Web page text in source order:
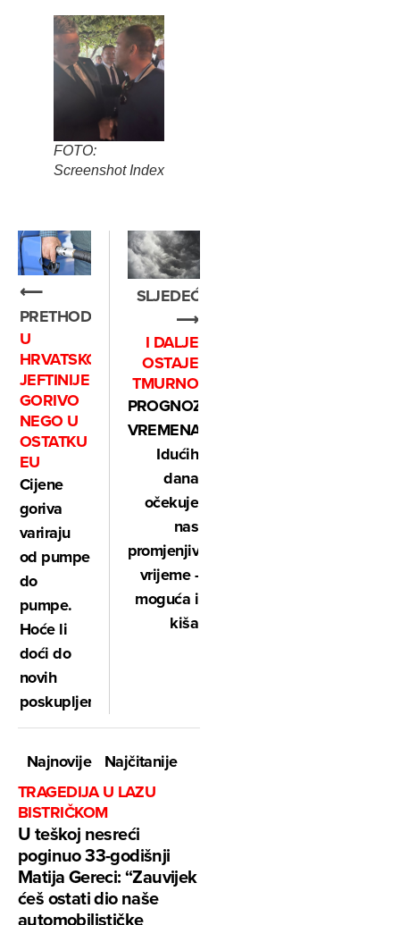
FOTO:
Screenshot Index
⟵
PRETHODNO
U
HRVATSKOJ
JEFTINIJE
GORIVO
NEGO U
OSTATKU
EU
Cijene
goriva
variraju
od pumpe
do
pumpe.
Hoće li
doći do
novih
poskupljenja?
SLJEDEĆE
⟶
I DALJE
OSTAJE
TMURNO
PROGNOZA
VREMENA:
Idućih
dana
očekuje
nas
promjenjivo
vrijeme -
moguća i
kiša
Najnovije
Najčitanije
TRAGEDIJA U LAZU
BISTRIČKOM
U teškoj nesreći
poginuo 33-godišnji
Matija Gereci: “Zauvijek
ćeš ostati dio naše
automobilističke